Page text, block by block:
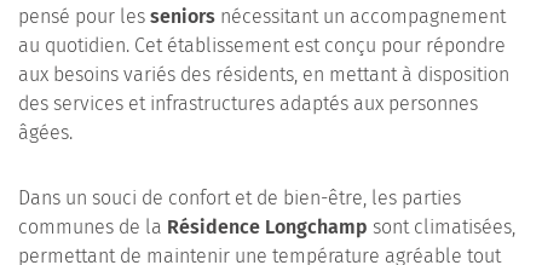
pensé pour les seniors nécessitant un accompagnement
au quotidien. Cet établissement est conçu pour répondre
aux besoins variés des résidents, en mettant à disposition
des services et infrastructures adaptés aux personnes
âgées.
Dans un souci de confort et de bien-être, les parties
communes de la Résidence Longchamp sont climatisées,
permettant de maintenir une température agréable tout